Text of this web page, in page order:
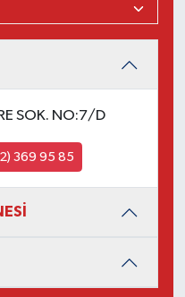
SOK. NO:7/D
369 95 85